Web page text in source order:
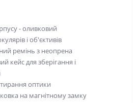
- оливковий
і об'єктивів
ремінь з неопрена
кейс для зберігання і
оптики
на магнітному замку